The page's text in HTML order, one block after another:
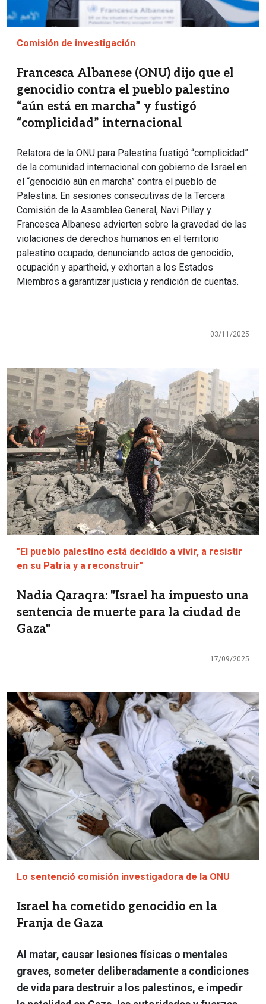
Comisión de investigación
Francesca Albanese (ONU) dijo que el
genocidio contra el pueblo palestino
“aún está en marcha” y fustigó
“complicidad” internacional
Relatora de la ONU para Palestina fustigó “complicidad”
de la comunidad internacional con gobierno de Israel en
el “genocidio aún en marcha” contra el pueblo de
Palestina. En sesiones consecutivas de la Tercera
Comisión de la Asamblea General, Navi Pillay y
Francesca Albanese advierten sobre la gravedad de las
violaciones de derechos humanos en el territorio
palestino ocupado, denunciando actos de genocidio,
ocupación y apartheid, y exhortan a los Estados
Miembros a garantizar justicia y rendición de cuentas.
03/11/2025
Imagen
"El pueblo palestino está decidido a vivir, a resistir
en su Patria y a reconstruir"
Nadia Qaraqra: "Israel ha impuesto una
sentencia de muerte para la ciudad de
Gaza"
17/09/2025
Imagen
Lo sentenció comisión investigadora de la ONU
Israel ha cometido genocidio en la
Franja de Gaza
Al matar, causar lesiones físicas o mentales
graves, someter deliberadamente a condiciones
de vida para destruir a los palestinos, e impedir